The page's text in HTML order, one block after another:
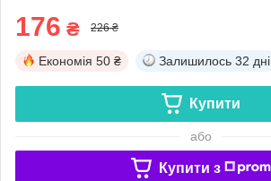
176 ₴ 226 ₴
Економія 50 ₴ Залишилось 32 дні
Купити
або
Купити з